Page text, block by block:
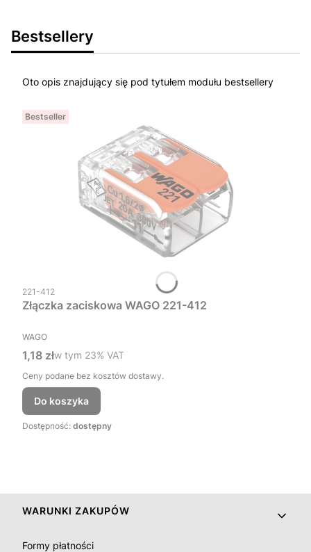
Bestsellery
Oto opis znajdujący się pod tytułem modułu bestsellery
Bestseller
Kod produktu
221-412
Złączka zaciskowa WAGO 221-412
PRODUCENT
WAGO
Cena brutto
1,18 złw tym %s VAT
w tym 23% VAT
Ceny podane bez kosztów dostawy.
Do koszyka
Dostępność: dostępny
Linki w stopce
WARUNKI ZAKUPÓW
Formy płatności